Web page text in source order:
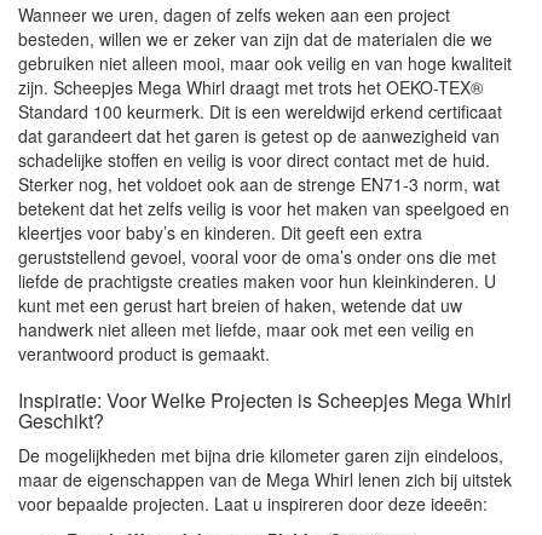
Wanneer we uren, dagen of zelfs weken aan een project
besteden, willen we er zeker van zijn dat de materialen die we
gebruiken niet alleen mooi, maar ook veilig en van hoge kwaliteit
zijn. Scheepjes Mega Whirl draagt met trots het OEKO-TEX®
Standard 100 keurmerk. Dit is een wereldwijd erkend certificaat
dat garandeert dat het garen is getest op de aanwezigheid van
schadelijke stoffen en veilig is voor direct contact met de huid.
Sterker nog, het voldoet ook aan de strenge EN71-3 norm, wat
betekent dat het zelfs veilig is voor het maken van speelgoed en
kleertjes voor baby’s en kinderen. Dit geeft een extra
geruststellend gevoel, vooral voor de oma’s onder ons die met
liefde de prachtigste creaties maken voor hun kleinkinderen. U
kunt met een gerust hart breien of haken, wetende dat uw
handwerk niet alleen met liefde, maar ook met een veilig en
verantwoord product is gemaakt.
Inspiratie: Voor Welke Projecten is Scheepjes Mega Whirl
Geschikt?
De mogelijkheden met bijna drie kilometer garen zijn eindeloos,
maar de eigenschappen van de Mega Whirl lenen zich bij uitstek
voor bepaalde projecten. Laat u inspireren door deze ideeën: